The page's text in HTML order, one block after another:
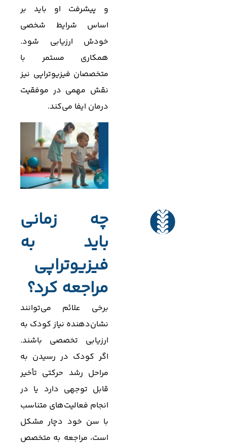
و پیشرفت او باید بر
اساس شرایط شخصی
خودش ارزیابی شود.
همکاری مستمر با
متخصصان فیزیوتراپی نیز
نقش مهمی در موفقیت
درمان ایفا می‌کند.
چه زمانی
باید به
فیزیوتراپی
مراجعه کرد؟
برخی علائم می‌توانند
نشان‌دهنده نیاز کودک به
ارزیابی تخصصی باشند.
اگر کودک در رسیدن به
مراحل رشد حرکتی تأخیر
قابل توجهی دارد یا در
انجام فعالیت‌های متناسب
با سن خود دچار مشکل
است، مراجعه به متخصص